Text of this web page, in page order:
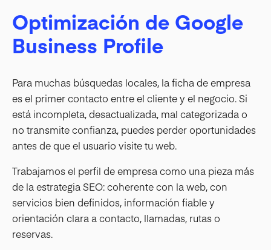
Optimización de Google
Business Profile
Para muchas búsquedas locales, la ficha de empresa
es el primer contacto entre el cliente y el negocio. Si
está incompleta, desactualizada, mal categorizada o
no transmite confianza, puedes perder oportunidades
antes de que el usuario visite tu web.
Trabajamos el perfil de empresa como una pieza más
de la estrategia SEO: coherente con la web, con
servicios bien definidos, información fiable y
orientación clara a contacto, llamadas, rutas o
reservas.